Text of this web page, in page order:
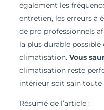
également les
entretien, les erreurs à
de pro professionnels
la plus durable
climatisation. Vous
climatisation reste
intérieur soit sain toute
Résumé de l’article :